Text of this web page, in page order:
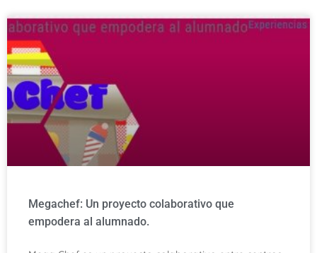
Megachef: Un proyecto colaborativo que
empodera al alumnado.